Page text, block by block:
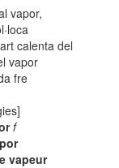
vapor,
calenta del
vapor
fre
f
vapeur